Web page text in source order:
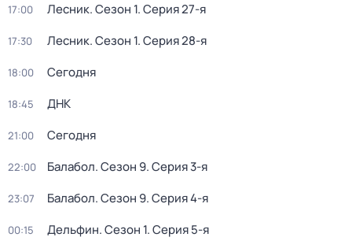
17:00 Лесник. Сезон 1. Серия 27-я
17:30 Лесник. Сезон 1. Серия 28-я
18:00 Сегодня
18:45 ДНК
21:00 Сегодня
22:00 Балабол. Сезон 9. Серия 3-я
23:07 Балабол. Сезон 9. Серия 4-я
00:15 Дельфин. Сезон 1. Серия 5-я